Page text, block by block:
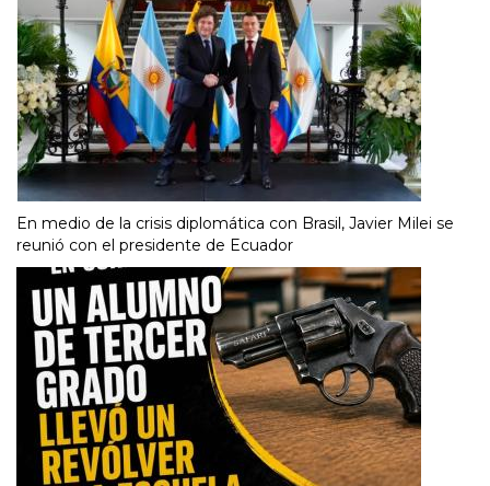
En medio de la crisis diplomática con Brasil, Javier Milei se
reunió con el presidente de Ecuador